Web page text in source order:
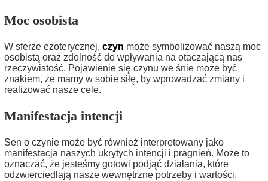
Moc osobista
W sferze ezoterycznej, czyn może symbolizować naszą moc
osobistą oraz zdolność do wpływania na otaczającą nas
rzeczywistość. Pojawienie się czynu we śnie może być
znakiem, że mamy w sobie siłę, by wprowadzać zmiany i
realizować nasze cele.
Manifestacja intencji
Sen o czynie może być również interpretowany jako
manifestacja naszych ukrytych intencji i pragnień. Może to
oznaczać, że jesteśmy gotowi podjąć działania, które
odzwierciedlają nasze wewnętrzne potrzeby i wartości.